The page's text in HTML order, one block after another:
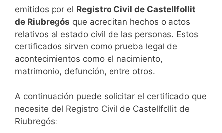
emitidos por el Registro Civil de Castellfollit
de Riubregós que acreditan hechos o actos
relativos al estado civil de las personas. Estos
certificados sirven como prueba legal de
acontecimientos como el nacimiento,
matrimonio, defunción, entre otros.
A continuación puede solicitar el certificado que
necesite del Registro Civil de Castellfollit de
Riubregós: